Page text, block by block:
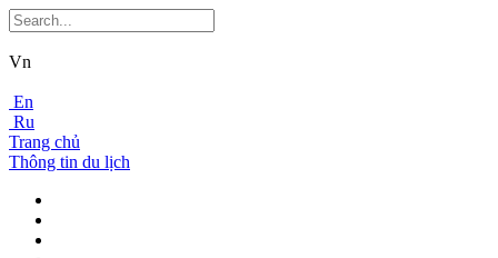
Vn
En
Ru
Trang chủ
Thông tin du lịch